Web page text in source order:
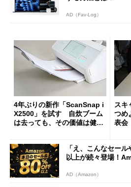
AD（Fav-Log）
4年ぶりの新作「ScanSnap i
X2500」を試す 自炊ブーム
は去っても、その価値は健在
スキ
つめ
表会
「え、こんなセー
以上が続々登場！
AD（Amazon）